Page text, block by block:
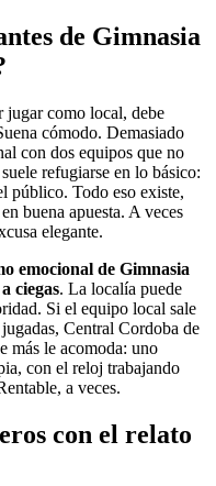
de Gimnasia
como local, debe
cómodo. Demasiado
con dos equipos que no
refugiarse en lo básico:
público. Todo eso existe,
buena apuesta. A veces
elegante.
emocional de Gimnasia
ciegas. La localía puede
Si el equipo local sale
Central Cordoba de
más le acomoda: uno
con el reloj trabajando
a veces.
con el relato